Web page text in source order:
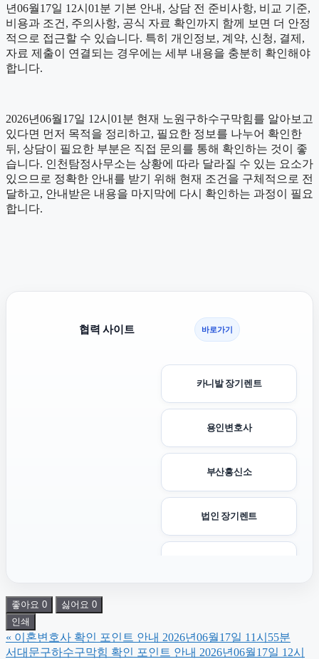
년06월17일 12시01분 기본 안내, 상담 전 준비사항, 비교 기준,
비용과 조건, 주의사항, 공식 자료 확인까지 함께 보면 더 안정
적으로 접근할 수 있습니다. 특히 개인정보, 계약, 신청, 결제,
자료 제출이 연결되는 경우에는 세부 내용을 충분히 확인해야
합니다.
2026년06월17일 12시01분 현재 노원구하수구막힘를 알아보고
있다면 먼저 목적을 정리하고, 필요한 정보를 나누어 확인한
뒤, 상담이 필요한 부분은 직접 문의를 통해 확인하는 것이 좋
습니다. 인천탐정사무소는 상황에 따라 달라질 수 있는 요소가
있으므로 정확한 안내를 받기 위해 현재 조건을 구체적으로 전
달하고, 안내받은 내용을 마지막에 다시 확인하는 과정이 필요
합니다.
협력 사이트 바로가기
카니발 장기렌트
용인변호사
부산흥신소
법인 장기렌트
의정부변호사
좋아요 0 싫어요 0
인쇄
« 이혼변호사 확인 포인트 안내 2026년06월17일 11시55분
서대문구하수구막힘 확인 포인트 안내 2026년06월17일 12시